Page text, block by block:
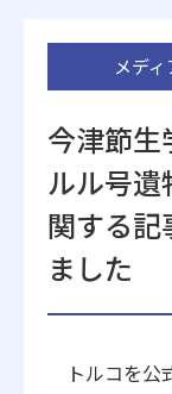
附属施設
受験生の方
メディ
今津節生
ルル号
関する記
ました
トルコを公